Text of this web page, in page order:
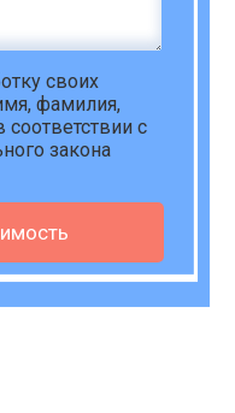
своих
фамилия,
соответствии с
закона